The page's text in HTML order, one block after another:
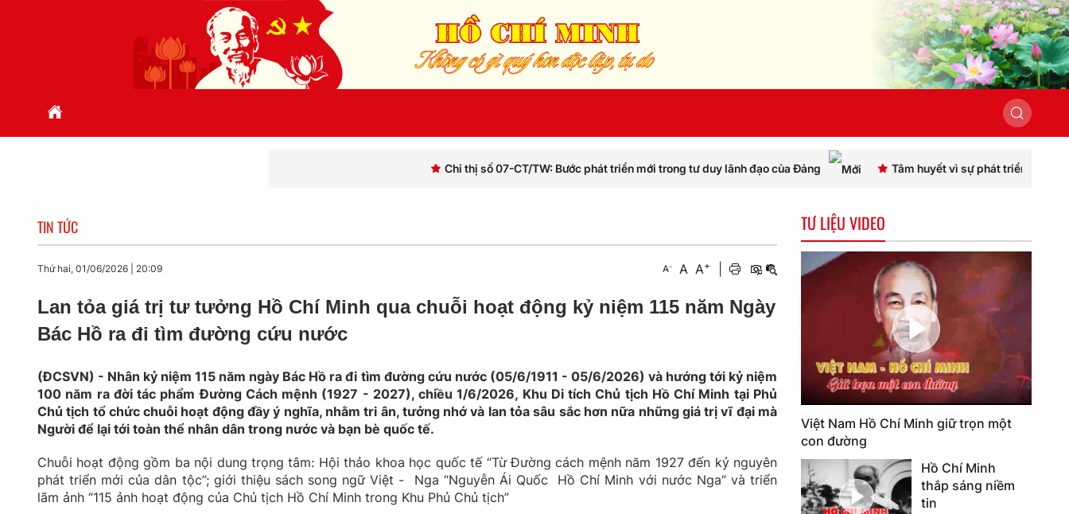
Chỉ thị số 07-CT/TW: Bước phát triển mới trong tư duy lãnh đạo của Đảng Tâm huyết vì sự phát triển của quê hương
TIN TỨC
Thứ hai, 01/06/2026 20:09 A- A A+
Lan tỏa giá trị tư tưởng Hồ Chí Minh qua chuỗi hoạt động kỷ niệm 115 năm Ngày
Bác Hồ ra đi tìm đường cứu nước
(ĐCSVN) - Nhân kỷ niệm 115 năm ngày Bác Hồ ra đi tìm đường cứu nước (05/6/1911 - 05/6/2026) và hướng tới kỷ niệm
100 năm ra đời tác phẩm Đường Cách mệnh (1927 - 2027), chiều 1/6/2026, Khu Di tích Chủ tịch Hồ Chí Minh tại Phủ
Chủ tịch tổ chức chuỗi hoạt động đầy ý nghĩa, nhằm tri ân, tưởng nhớ và lan tỏa sâu sắc hơn nữa những giá trị vĩ đại mà
Người để lại tới toàn thể nhân dân trong nước và bạn bè quốc tế.
Chuỗi hoạt động gồm ba nội dung trọng tâm: Hội thảo khoa học quốc tế “Từ Đường cách mệnh năm 1927 đến kỷ nguyên
phát triển mới của dân tộc”; giới thiệu sách song ngữ Việt - Nga “Nguyễn Ái Quốc Hồ Chí Minh với nước Nga” và triển
lãm ảnh “115 ảnh hoạt động của Chủ tịch Hồ Chí Minh trong Khu Phủ Chủ tịch”
TƯ LIỆU VIDEO
Việt Nam Hồ Chí Minh giữ trọn một
con đường
Hồ Chí Minh
thắp sáng niềm
tin